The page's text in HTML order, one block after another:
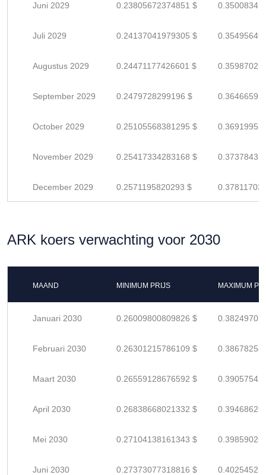
Juni 2029 0.23805672374851 $
Juli 2029 0.24137041979305 $
Augustus 2029 0.24471177426601 $
September 2029 0.2479728299196 $
October 2029 0.25105568381295 $
November 2029 0.25417334283168 $
December 2029 0.2571195820293 $
ARK koers verwachting voor 2030
MAAND MINIMUM PRIJS MAXIMUM
Januari 2030 0.26009800809826 $
Februari 2030 0.26301215786109 $
Maart 2030 0.26559128676592 $
April 2030 0.26838668021332 $
Mei 2030 0.27104138161343 $
Juni 2030 0.27373077318816 $